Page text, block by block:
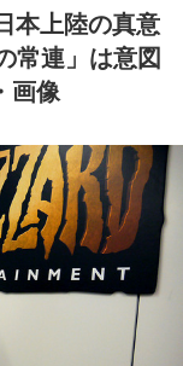
本上陸の真意
常連」は意図
画像